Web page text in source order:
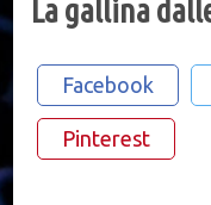
La gallina
Facebook
Pinterest